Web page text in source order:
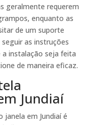
geralmente requerem
enquanto as
de um suporte
as instruções
instalação seja feita
de maneira eficaz.
Jundiaí
em Jundiaí é